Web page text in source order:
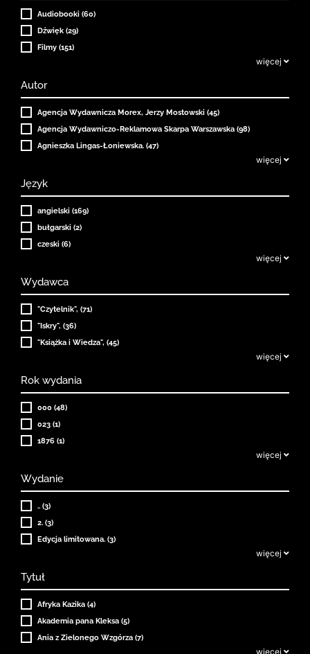
Audiobooki (60)
Dźwięk (29)
Filmy (151)
więcej
Autor
Agencja Wydawnicza Morex, Jerzy Mostowski (45)
Agencja Wydawniczo-Reklamowa Skarpa Warszawska (98)
Agnieszka Lingas-Łoniewska. (47)
więcej
Język
angielski (169)
bułgarski (2)
czeski (6)
więcej
Wydawca
"Czytelnik", (71)
"Iskry", (36)
"Książka i Wiedza", (45)
więcej
Rok wydania
000 (48)
023 (1)
1876 (1)
więcej
Wydanie
.. (3)
2. (3)
Edycja limitowana. (3)
więcej
Tytuł
Afryka Kazika (4)
Akademia pana Kleksa (5)
Ania z Zielonego Wzgórza (7)
więcej